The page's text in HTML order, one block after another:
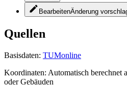
BearbeitenÄnderung
Quellen
Basisdaten: TUMonline
Koordinaten: Automatisch berechnet
oder Gebäuden